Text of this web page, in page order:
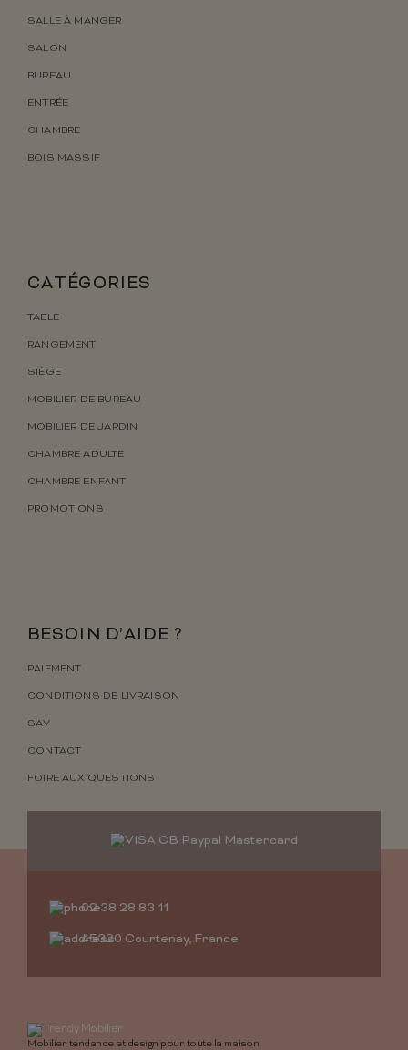
SALLE À MANGER
SALON
BUREAU
ENTRÉE
CHAMBRE
BOIS MASSIF
CATÉGORIES
TABLE
RANGEMENT
SIÈGE
MOBILIER DE BUREAU
MOBILIER DE JARDIN
CHAMBRE ADULTE
CHAMBRE ENFANT
PROMOTIONS
BESOIN D’AIDE ?
PAIEMENT
CONDITIONS DE LIVRAISON
SAV
CONTACT
FOIRE AUX QUESTIONS
02 38 28 83 11
45320 Courtenay, France
Mobilier tendance et design pour toute la maison